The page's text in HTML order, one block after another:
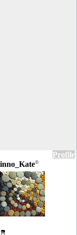
Profile
inno_Kate©